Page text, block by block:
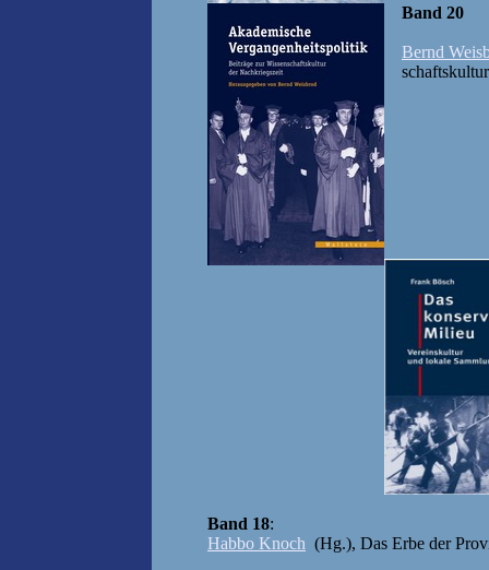
Band 20
Bernd
schaftskultur
Band 18:
Habbo Knoch (Hg.), Das Erbe der